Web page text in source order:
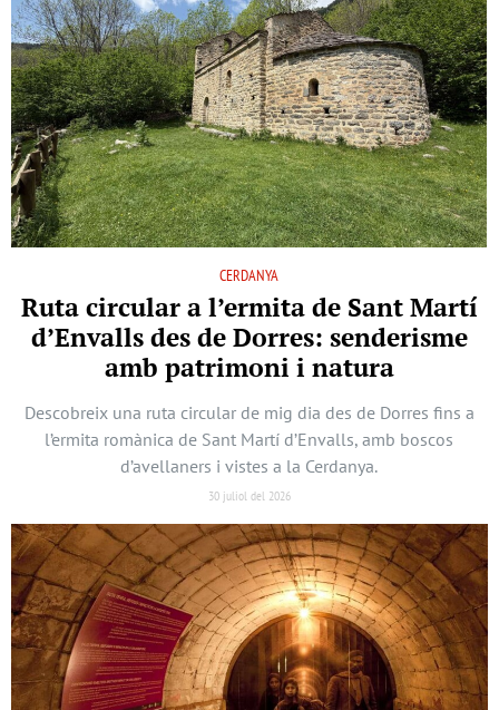
CERDANYA
Ruta circular a l’ermita de Sant Martí
d’Envalls des de Dorres: senderisme
amb patrimoni i natura
Descobreix una ruta circular de mig dia des de Dorres fins a
l’ermita romànica de Sant Martí d’Envalls, amb boscos
d’avellaners i vistes a la Cerdanya.
30 juliol del 2026